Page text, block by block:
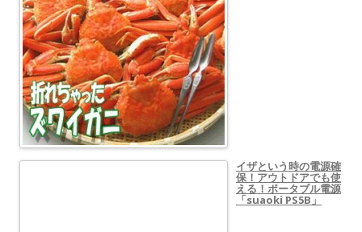
イザという時の電源確
保！アウトドアでも使
える！ポータブル電源
「suaoki PS5B」